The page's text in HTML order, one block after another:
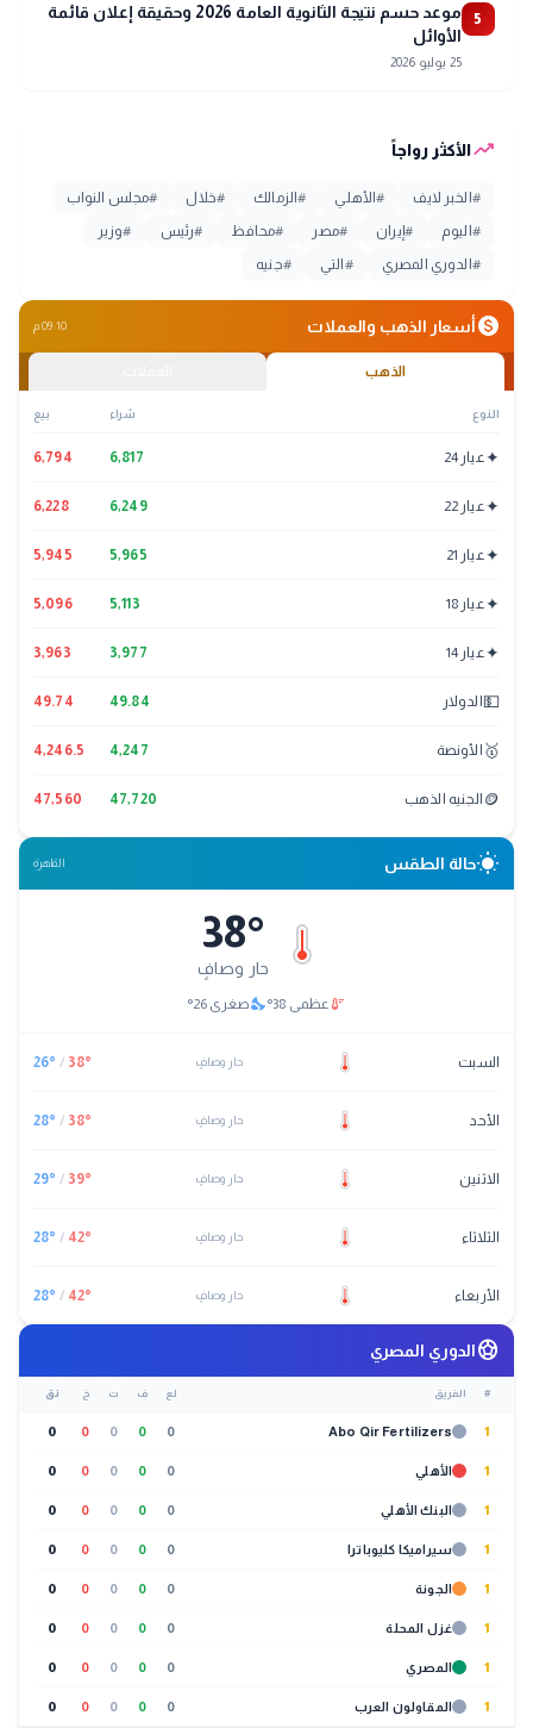
5
موعد حسم نتيجة الثانوية العامة 2026 وحقيقة إعلان قائمة
الأوائل
25 يوليو 2026
trending_upالأكثر رواجاً
#الخبر لايف #الأهلي #الزمالك #خلال #مجلس النواب
#اليوم #إيران #مصر #محافظ #رئيس #وزير
#الدوري المصري #التي #جنيه
monetization_onأسعار الذهب والعملات 09:10 م
الذهب
النوع شراء بيع
✦ عيار 24 6,817
6,794
✦ عيار 22 6,249
6,228
✦ عيار 21 5,965
5,945
✦ عيار 18 5,113
5,096
✦ عيار 14 3,977
3,963
💵الدولار 49.84
49.74
🥇 الأونصة 4,247
4,246.5
🪙 الجنيه الذهب 47,720
47,560
wb_sunnyحالة الطقس القاهرة
38°
حار وصافٍ
thermostat عظمى 38
°
nights_stayصغرى 26
°
السبت حار وصافٍ 38°
/
26°
الأحد حار وصافٍ 38°
/
28°
الاثنين حار وصافٍ 39°
/
29°
الثلاثاء حار وصافٍ 42°
/
28°
الأربعاء حار وصافٍ 42°
/
28°
sports_soccerالدوري المصري
# الفريق لع ف ت خ نق
1
Abo Qir Fertilizers
0
0
0
0
0
1 الأهلي 0
0
0
0
0
1 البنك الأهلي 0
0
0
0
0
1 سيراميكا كليوباترا 0
0
0
0
0
1 الجونة 0
0
0
0
0
1 غزل المحلة 0
0
0
0
0
1 المصري 0
0
0
0
0
1 المقاولون العرب 0
0
0
0
0